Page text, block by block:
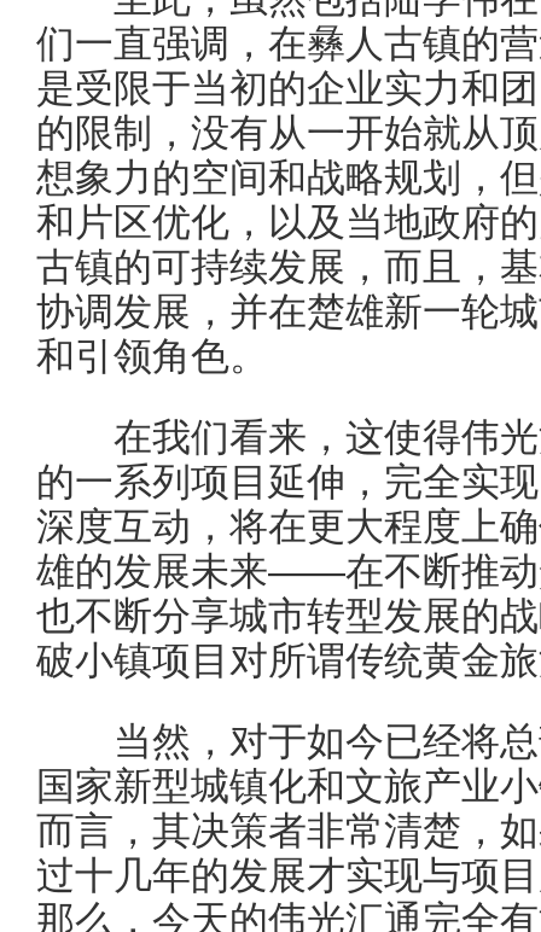
们一直强调，在彝人古镇的
是受限于当初的企业实力和
的限制，没有从一开始就从
想象力的空间和战略规划，
和片区优化，以及当地政府
古镇的可持续发展，而且，
协调发展，并在楚雄新一轮
和引领角色。
在我们看来，这使得伟光
的一系列项目延伸，完全实
深度互动，将在更大程度上
雄的发展未来——在不断推
也不断分享城市转型发展的
破小镇项目对所谓传统黄金
当然，对于如今已经将总
国家新型城镇化和文旅产业
而言，其决策者非常清楚，
过十几年的发展才实现与项
那么，今天的伟光汇通完全